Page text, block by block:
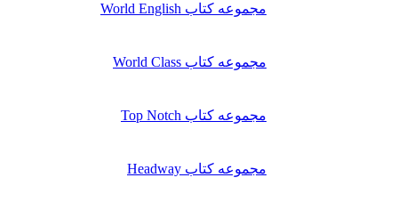
مجموعه کتاب World English
مجموعه کتاب World Class
مجموعه کتاب Top Notch
مجموعه کتاب Headway